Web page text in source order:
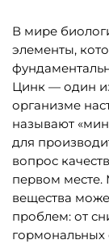
В мире
элементы,
Цинк — один
организме
называют
для
вопрос
первом месте.
вещества
проблем: от
гормональных